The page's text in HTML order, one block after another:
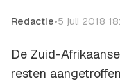
Redactie•5 juli 2018
De Zuid-
resten